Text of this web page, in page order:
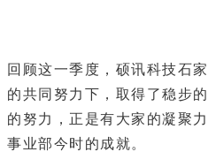
回顾这一季度，硕讯科技石
的共同努力下，取得了稳步
的努力，正是有大家的凝聚
事业部今时的成就。